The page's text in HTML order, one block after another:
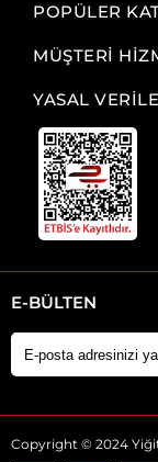
POPÜLER
MÜŞTERİ
YASAL
E-BÜLTEN
Copyright © 2024 Yiğit